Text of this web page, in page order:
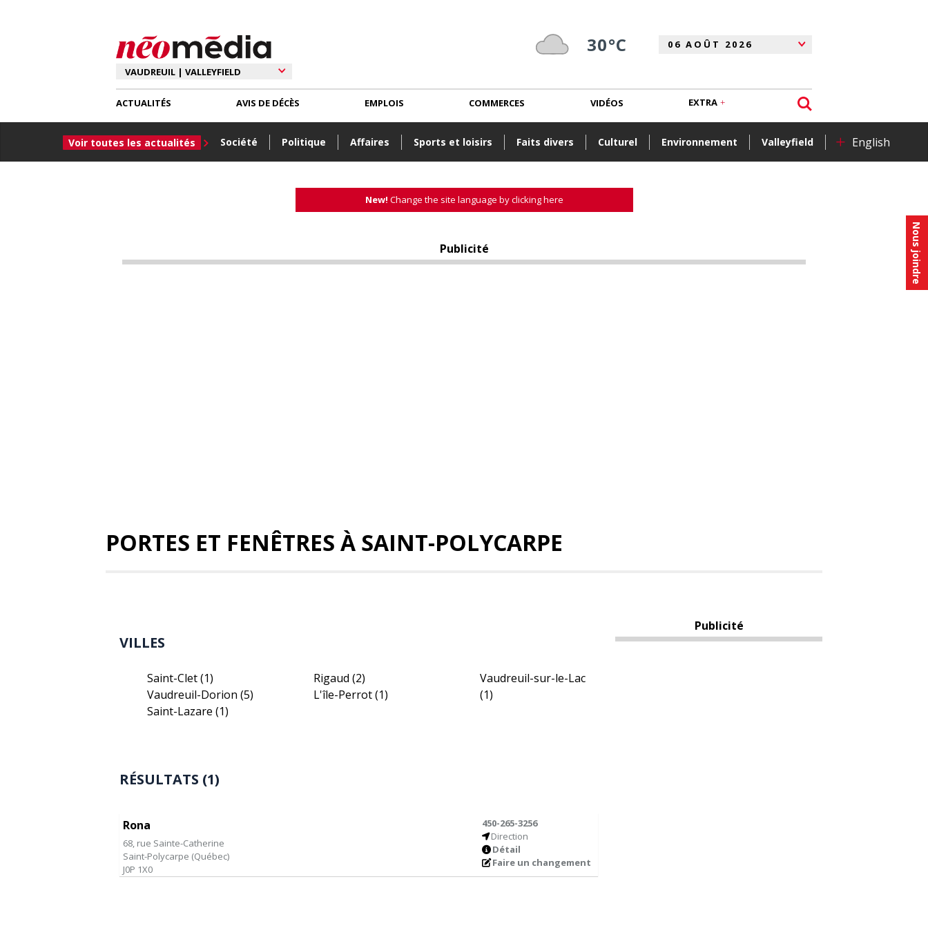
Nous joindre
30°C
ACTUALITÉS
Voir toutes les actualités Société Politique Affaires Sports et loisirs Faits divers Culturel Environnement Valleyfield + English
AVIS DE DÉCÈS EMPLOIS COMMERCES VIDÉOS EXTRA
New! Change the site language by clicking here
Publicité
PORTES ET FENÊTRES À SAINT-POLYCARPE
VILLES
Saint-Clet(1)
Vaudreuil-Dorion (5)
Saint-Lazare (1)
Rigaud (2)
L'île-Perrot(1)
Vaudreuil-sur-le-Lac
(1)
RÉSULTATS (1)
Rona
68, rue Sainte-Catherine
Saint-Polycarpe (Québec)
J0P 1X0
450-265-3256
Direction
Détail
Faire un changement
Publicité